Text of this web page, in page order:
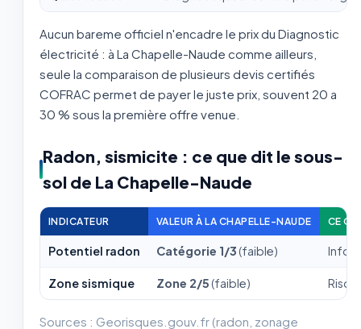
Aucun bareme officiel n'encadre le prix du Diagnostic
électricité : à La Chapelle-Naude comme ailleurs,
seule la comparaison de plusieurs devis certifiés
COFRAC permet de payer le juste prix, souvent 20 a
30 % sous la première offre venue.
Radon, sismicite : ce que dit le sous-
sol de La Chapelle-Naude
INDICATEUR VALEUR À LA CHAPELLE-NAUDE CE
Potentiel radon Catégorie 1/3(faible)
Zone sismique Zone 2/5(faible)
Sources : Georisques.gouv.fr (radon, zonage